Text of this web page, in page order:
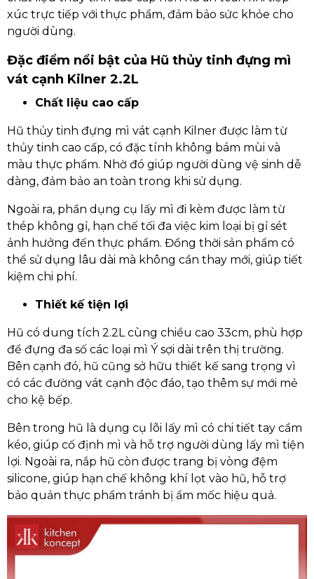
xúc trực tiếp với thực phẩm, đảm bảo sức khỏe cho
người dùng.
Đặc điểm nổi bật của Hũ thủy tinh đựng mì
vát cạnh Kilner 2.2L
Chất liệu cao cấp
Hũ thủy tinh đựng mì vát cạnh Kilner được làm từ
thủy tinh cao cấp, có đặc tính không bám mùi và
màu thực phẩm. Nhờ đó giúp người dùng vệ sinh dễ
dàng, đảm bảo an toàn trong khi sử dụng.
Ngoài ra, phần dụng cụ lấy mì đi kèm được làm từ
thép không gỉ, hạn chế tối đa việc kim loại bị gỉ sét
ảnh hưởng đến thực phẩm. Đồng thời sản phẩm có
thể sử dụng lâu dài mà không cần thay mới, giúp tiết
kiệm chi phí.
Thiết kế tiện lợi
Hũ có dung tích 2.2L cùng chiều cao 33cm, phù hợp
để đựng đa số các loại mì Ý sợi dài trên thị trường.
Bên cạnh đó, hũ cũng sở hữu thiết kế sang trọng vì
có các đường vát cạnh độc đáo, tạo thêm sự mới mẻ
cho kệ bếp.
Bên trong hũ là dụng cụ lõi lấy mì có chi tiết tay cầm
kéo, giúp cố định mì và hỗ trợ người dùng lấy mì tiện
lợi. Ngoài ra, nắp hũ còn được trang bị vòng đệm
silicone, giúp hạn chế không khí lọt vào hũ, hỗ trợ
bảo quản thực phẩm tránh bị ẩm mốc hiệu quả.